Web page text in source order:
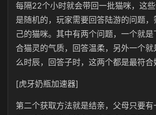
每隔22个小时就会带回一批猫咪，这
是随机的，玩家需要回答陆游的问题，
己的猫咪。其中有两个问题，一个就
合猫灵的气质，回答温柔，另外一个
么时辰，回答子时，这两个都是最符合
[虎牙奶瓶加速器]
第二个获取方法就是结亲，父母只要有